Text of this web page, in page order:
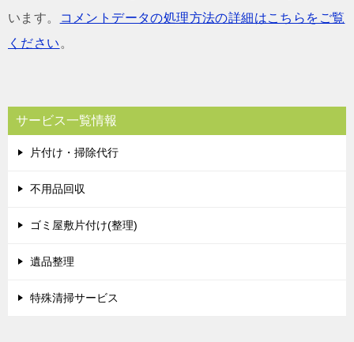
います。
コメントデータの処理方法の詳細はこちらをご覧
ください 。
サービス一覧情報
片付け・掃除代行
不用品回収
ゴミ屋敷片付け(整理)
遺品整理
特殊清掃サービス